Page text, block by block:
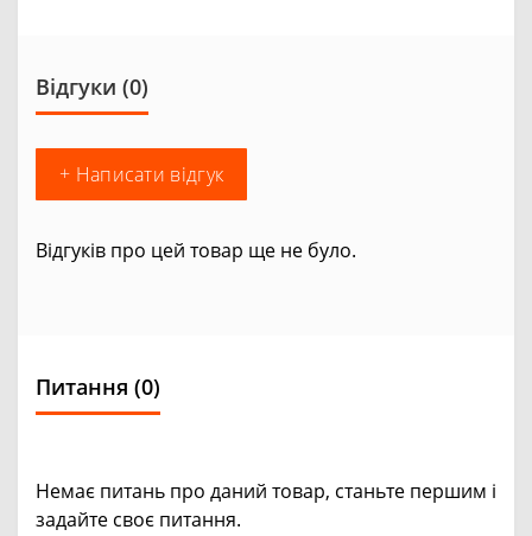
Відгуки (0)
+ Написати відгук
Відгуків про цей товар ще не було.
Питання (0)
Немає питань про даний товар, станьте першим і
задайте своє питання.